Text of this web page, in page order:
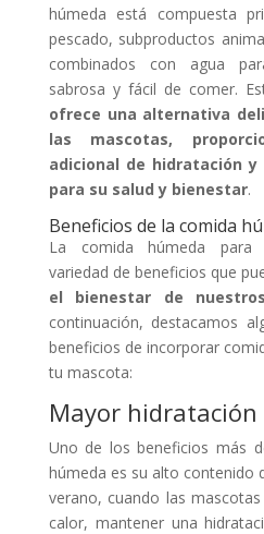
húmeda está compuesta
pescado, subproductos
combinados con agua
sabrosa y fácil de comer.
ofrece una alternativa
las mascotas,
adicional de hidratación
para su salud y bienestar.
Beneficios de la comida
La comida húmeda para
variedad de beneficios que
el bienestar de
continuación, destacamos
beneficios de incorporar
tu mascota:
Mayor hidratación
Uno de los beneficios más
húmeda es su alto contenido
verano, cuando las
calor, mantener una